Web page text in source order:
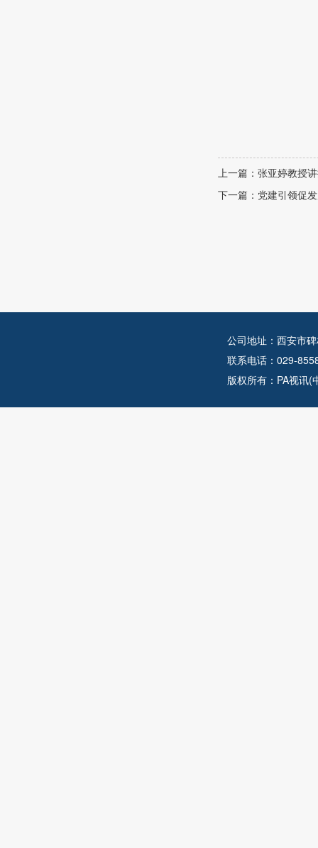
上一篇：张亚婷教授
下一篇：党建引领促
公司地址：西安市
联系电话：029-
版权所有：PA视讯